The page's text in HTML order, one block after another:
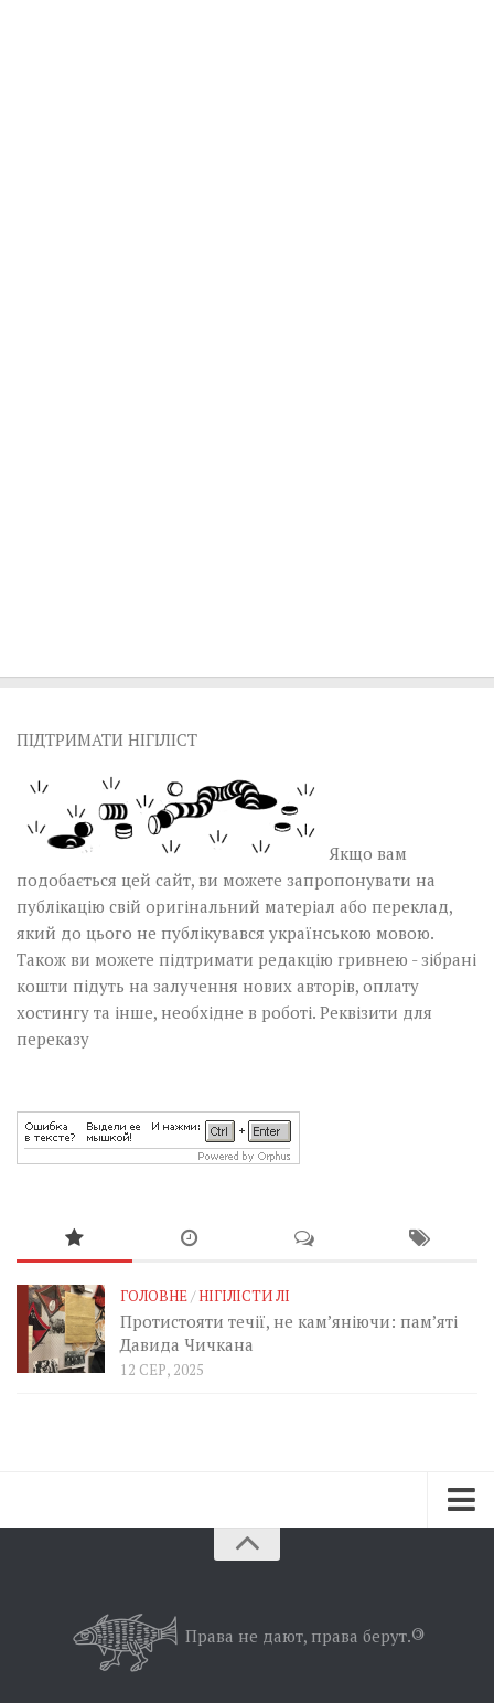
ПІДТРИМАТИ НІГІЛІСТ
Якщо вам
подобається цей сайт, ви можете запропонувати на
публікацію свій оригінальний матеріал або переклад,
який до цього не публікувався українською мовою.
Також ви можете підтримати редакцію гривнею - зібрані
кошти підуть на залучення нових авторів, оплату
хостингу та інше, необхідне в роботі. Реквізити для
переказу
ГОЛОВНЕ/НІГІЛІСТИ ЛІ
Протистояти течії, не кам’яніючи: пам’яті
Давида Чичкана
12 СЕР, 2025
Позиція
Права не дают, права берут.©